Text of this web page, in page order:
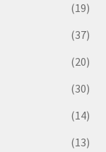
(19)
(37)
(20)
(30)
(14)
(13)